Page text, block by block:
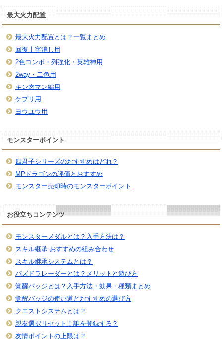
最大火力配置
最大火力配置とは？一覧まとめ
回復十字消し用
2色コンボ・列強化・英雄神用
2way・二色用
キン肉マン編用
ケプリ用
ヨウユウ用
モンスターポイント
四君子シリーズのおすすめはどれ？
MPドラゴンの評価とおすすめ
モンスター売却時のモンスターポイント
お役立ちコンテンツ
モンスターメダルとは？入手方法は？
スキル継承 おすすめの組み合わせ
スキル継承システムとは？
パズドラレーダーとは？メリットと遊び方
覚醒バッジとは？入手方法・効果・種類まとめ
覚醒バッジの使い道とおすすめの選び方
クエストシステムとは？
親友選択リセット！誰を登録する？
友情ポイントの上限は？